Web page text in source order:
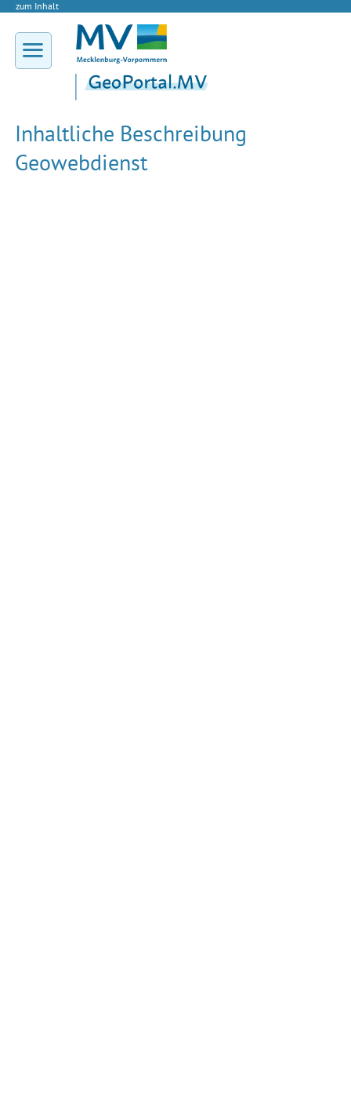
zum Inhalt
Inhaltliche Beschreibung
Geowebdienst